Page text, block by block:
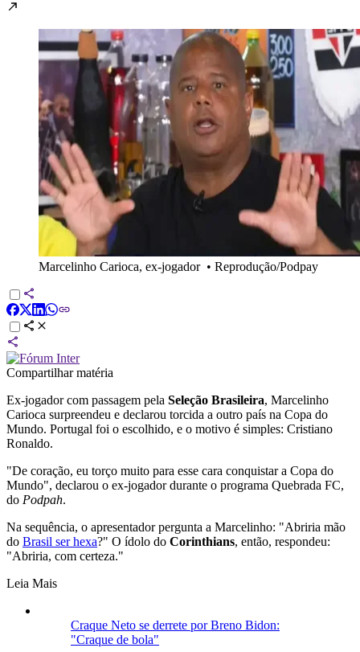
Marcelinho Carioca, ex-jogador• Reprodução/Podpay
Compartilhar matéria
Ex-jogador com passagem pela Seleção Brasileira, Marcelinho
Carioca surpreendeu e declarou torcida a outro país na Copa do
Mundo. Portugal foi o escolhido, e o motivo é simples: Cristiano
Ronaldo.
"De coração, eu torço muito para esse cara conquistar a Copa do
Mundo", declarou o ex-jogador durante o programa Quebrada FC,
do Podpah.
Na sequência, o apresentador pergunta a Marcelinho: "Abriria mão
do Brasil ser hexa?" O ídolo do Corinthians, então, respondeu:
"Abriria, com certeza."
Leia Mais
Craque Neto se derrete por Breno Bidon:
"Craque de bola"